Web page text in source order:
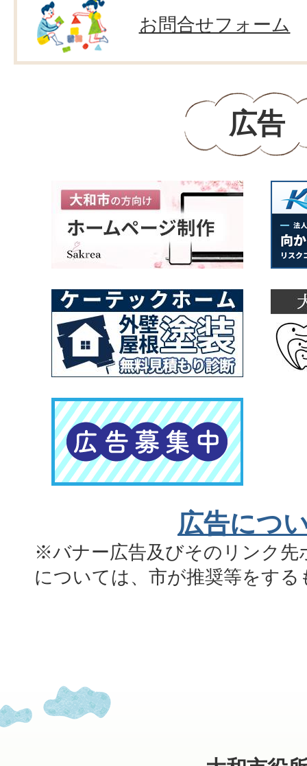
お問合せフォーム
広告
広告につ
※バナー広告及びそのリンク先
については、市が推奨等をす